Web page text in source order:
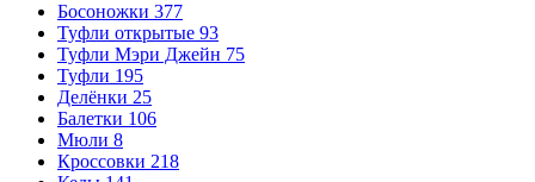
Босоножки 377
Туфли открытые 93
Туфли Мэри Джейн 75
Туфли 195
Делёнки 25
Балетки 106
Мюли 8
Кроссовки 218